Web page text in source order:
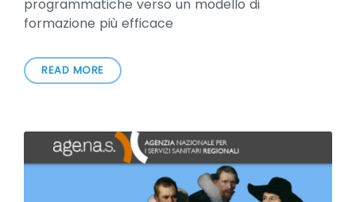
programmatiche verso un modello di
formazione più efficace
READ MORE